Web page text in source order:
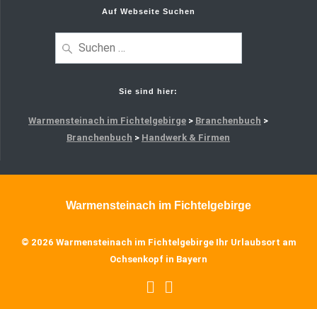
Auf Webseite Suchen
Sie sind hier:
Warmensteinach im Fichtelgebirge > Branchenbuch >
Branchenbuch > Handwerk & Firmen
Warmensteinach im Fichtelgebirge
© 2026 Warmensteinach im Fichtelgebirge Ihr Urlaubsort am
Ochsenkopf in Bayern